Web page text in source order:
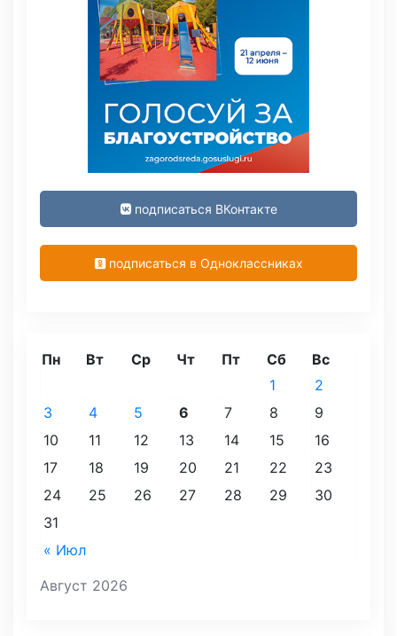
подписаться ВКонтакте
подписаться в Одноклассниках
Август 2026
Пн Вт Ср Чт Пт Сб Вс
« Июл
1
2
3
4 5 6 7 8
9
10
11 12 13 14 15
16
17
18 19 20 21 22
23
24
25 26 27 28 29
30
31